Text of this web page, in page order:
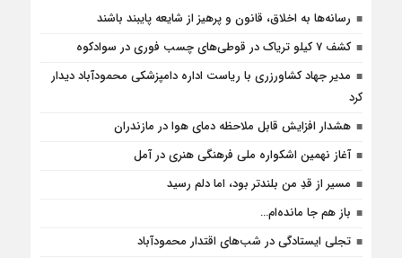
رسانه‌ها به اخلاق، قانون و پرهیز از شایعه پایبند باشند
کشف 7 کیلو تریاک در قوطی‌‌های چسب فوری در سوادکوه
مدیر جهاد کشاورزری با ریاست اداره دامپزشکی محمودآباد دیدار
کرد
هشدار افزایش قابل ملاحظه دمای هوا در مازندران
آغاز نهمین اشکواره ملی فرهنگی هنری در آمل
مسیر از قدِ من بلندتر بود، اما دلم رسید
باز هم جا مانده‌ام…
تجلی ایستادگی در شب‌های اقتدار محمودآباد